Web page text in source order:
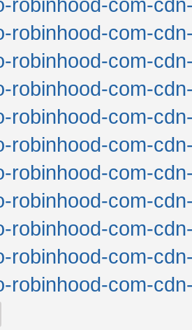
robinhood-com-
robinhood-com-
robinhood-com-
robinhood-com-
robinhood-com-
robinhood-com-
robinhood-com-
robinhood-com-
robinhood-com-
robinhood-com-
robinhood-com-